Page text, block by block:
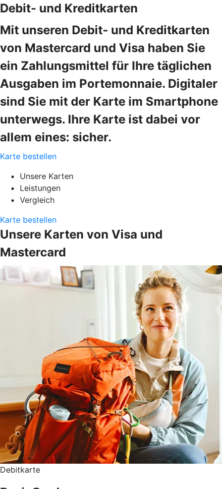
Debit- und Kreditkarten
Mit unseren Debit- und Kreditkarten
von Mastercard und Visa haben Sie
ein Zahlungsmittel für Ihre täglichen
Ausgaben im Portemonnaie. Digitaler
sind Sie mit der Karte im Smartphone
unterwegs. Ihre Karte ist dabei vor
allem eines: sicher.
Karte bestellen
Unsere Karten
Leistungen
Vergleich
Karte bestellen
Unsere Karten von Visa und
Mastercard
Debitkarte